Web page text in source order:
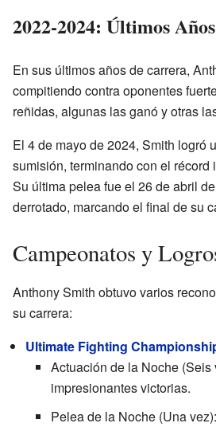
2022-2024: Últimos
En sus últimos años de carrera,
compitiendo contra oponentes
reñidas, algunas las ganó y otras
El 4 de mayo de 2024, Smith logró
sumisión, terminando con el récord
Su última pelea fue el 26 de abril
derrotado, marcando el final de su
Campeonatos y
Anthony Smith obtuvo varios
su carrera:
Ultimate Fighting
Actuación de la Noche (Seis
impresionantes victorias.
Pelea de la Noche (Una